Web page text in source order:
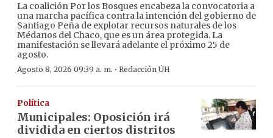
La coalición Por los Bosques encabeza la convocatoria a
una marcha pacífica contra la intención del gobierno de
Santiago Peña de explotar recursos naturales de los
Médanos del Chaco, que es un área protegida. La
manifestación se llevará adelante el próximo 25 de
agosto.
Agosto 8, 2026 09:39 a. m. · Redacción ÚH
Política
Municipales: Oposición irá
dividida en ciertos distritos